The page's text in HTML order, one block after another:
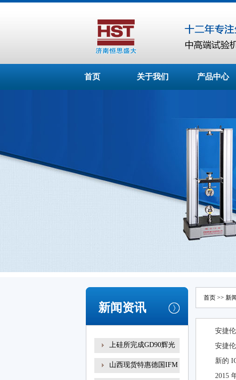
首页 关于我们 产品中心
新闻资讯
上硅所完成GD90辉光
山西现货特惠德国IFM
首页 >> 新
安捷
安捷
新的
2015